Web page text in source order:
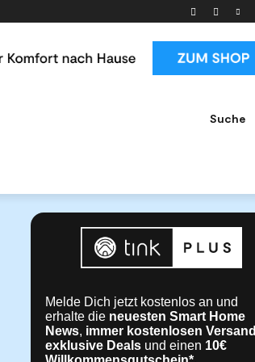
Suche
Melde Dich jetzt kostenlos an und
erhalte die neuesten Smart Home
News, immer kostenlosen Versand
exklusive Deals und einen 10€